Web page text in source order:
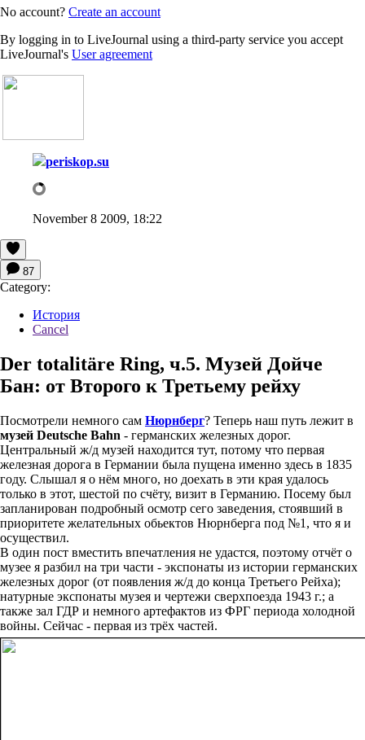
No account? Create an account
By logging in to LiveJournal using a third-party service you accept
LiveJournal's User agreement
periskop.su
November 8 2009, 18:22
87
Category:
История
Cancel
Der totalitäre Ring, ч.5. Музей Дойче
Бан: от Второго к Третьему рейху
Посмотрели немного сам Нюрнберг? Теперь наш путь лежит в
музей Deutsche Bahn - германских железных дорог.
Центральный ж/д музей находится тут, потому что первая
железная дорога в Германии была пущена именно здесь в 1835
году. Слышал я о нём много, но доехать в эти края удалось
только в этот, шестой по счёту, визит в Германию. Посему был
запланирован подробный осмотр сего заведения, стоявший в
приоритете желательных обьектов Нюрнберга под №1, что я и
осуществил.
В один пост вместить впечатления не удастся, поэтому отчёт о
музее я разбил на три части - экспонаты из истории германских
железных дорог (от появления ж/д до конца Третьего Рейха);
натурные экспонаты музея и чертежи сверхпоезда 1943 г.; а
также зал ГДР и немного артефактов из ФРГ периода холодной
войны. Сейчас - первая из трёх частей.